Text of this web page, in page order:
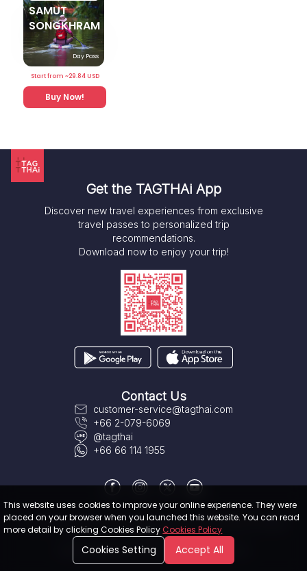
SAMUT
SONGKHRAM
Day Pass
Start from ~29.84USD
Buy Now!
Get the TAGTHAi App
Discover new travel experiences from exclusive
travel passes to personalized trip
recommendations.
Download now to enjoy your trip!
Contact Us
customer-service@tagthai.com
+66 2-079-6069
@tagthai
+66 66 114 1955
About TAGTHAi|Terms & Conditions|User Privacy Policy |Cookies
Policy
© 2020-2026TAGTHAi Pass. All rights reserved
This website uses cookies to improve your online experience. They were
placed on your browser when you launched this website. You can read
more detail by clicking Cookies PolicyCookies Policy
Cookies Setting Accept All